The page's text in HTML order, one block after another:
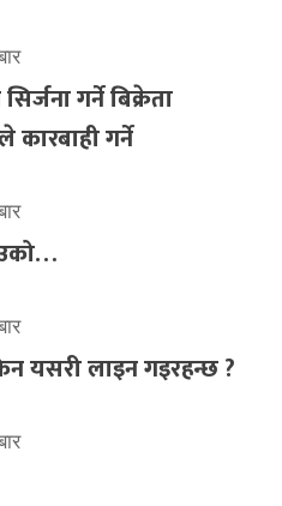
गर्ने बिक्रेता
गर्ने
यसरी लाइन गइरहन्छ ?